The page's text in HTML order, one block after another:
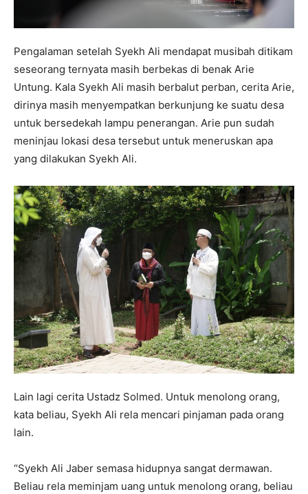
Pengalaman setelah Syekh Ali mendapat musibah ditikam
seseorang ternyata masih berbekas di benak Arie
Untung. Kala Syekh Ali masih berbalut perban, cerita Arie,
dirinya masih menyempatkan berkunjung ke suatu desa
untuk bersedekah lampu penerangan. Arie pun sudah
meninjau lokasi desa tersebut untuk meneruskan apa
yang dilakukan Syekh Ali.
Lain lagi cerita Ustadz Solmed. Untuk menolong orang,
kata beliau, Syekh Ali rela mencari pinjaman pada orang
lain.
“Syekh Ali Jaber semasa hidupnya sangat dermawan.
Beliau rela meminjam uang untuk menolong orang, beliau